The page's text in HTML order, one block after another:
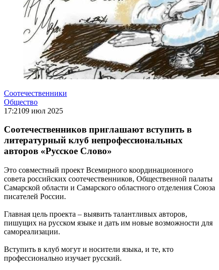
Соотечественники
Общество
17:2109 июл 2025
Соотечественников приглашают вступить в
литературный клуб непрофессиональных
авторов «Русское Слово»
Это совместный проект Всемирного координационного
совета российских соотечественников, Общественной палаты
Самарской области и Самарского областного отделения Союза
писателей России.
Главная цель проекта – выявить талантливых авторов,
пишущих на русском языке и дать им новые возможности для
самореализации.
Вступить в клуб могут и носители языка, и те, кто
профессионально изучает русский.